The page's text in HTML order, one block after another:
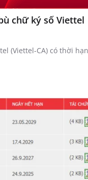
chữ ký số Viettel
(Viettel-CA) có thời